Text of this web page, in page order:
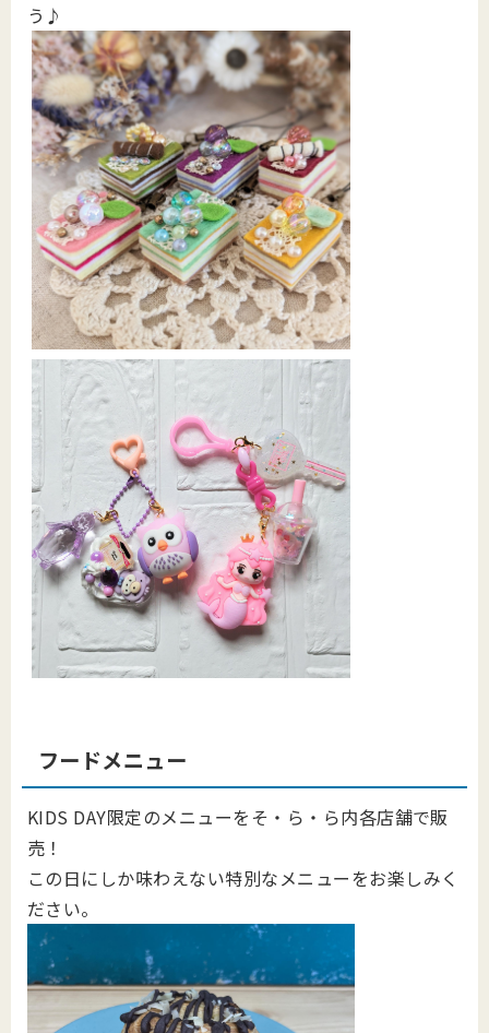
う♪
フードメニュー
KIDS DAY限定のメニューをそ・ら・ら内各店舗で販
売！
この日にしか味わえない特別なメニューをお楽しみく
ださい。